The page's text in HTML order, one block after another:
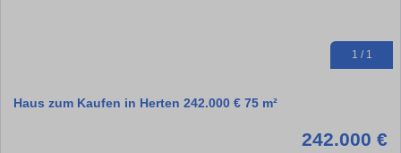
1 / 1
Haus zum Kaufen in Herten 242.000 € 75 m²
242.000 €